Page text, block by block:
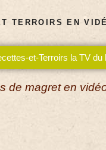
TERROIRS EN
et-Terroirs la TV du
de magret en